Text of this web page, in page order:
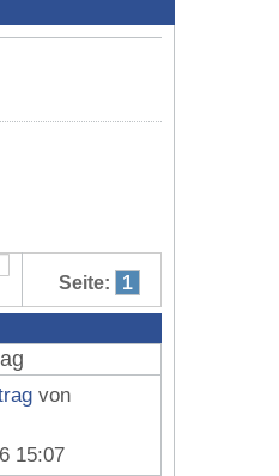
Seite: 1
von
15:07